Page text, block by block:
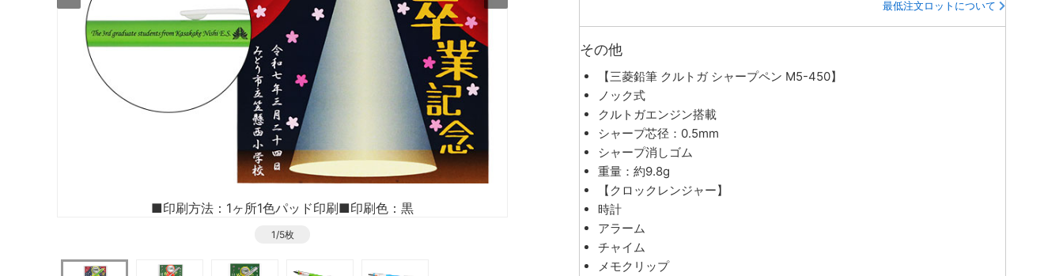
■印刷方法：1ヶ所1色パッド印刷■印刷色：黒
1/5枚
最低注文ロットについて
その他
【三菱鉛筆 クルトガ シャープペン M5-450】
ノック式
クルトガエンジン搭載
シャープ芯径：0.5mm
シャープ消しゴム
重量：約9.8g
【クロックレンジャー】
時計
アラーム
チャイム
メモクリップ